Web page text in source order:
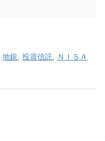
地銀, 投資信託, ＮＩＳＡ